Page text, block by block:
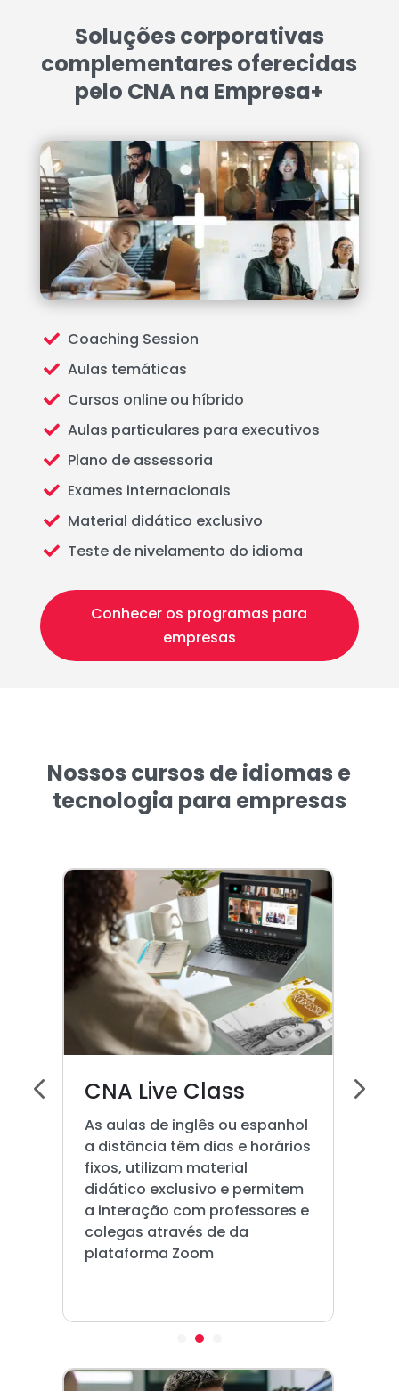
Soluções corporativas
complementares ​oferecidas
pelo CNA na Empresa+
 Coaching Session
 Aulas temáticas
 Cursos online ou híbrido
 Aulas particulares para executivos
 Plano de assessoria
 Exames internacionais
 Material didático exclusivo
 Teste de nivelamento do idioma
Conhecer os programas para
empresas
Nossos cursos de idiomas e
tecnologia para empresas
CNA Live Class
As aulas de inglês ou espanhol
a distância têm dias e horários
fixos, utilizam material
didático exclusivo e permitem
a interação com professores e
colegas através de da
plataforma Zoom